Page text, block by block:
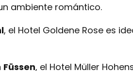
ambiente romántico.
, el Hotel Goldene Rose es
Füssen, el Hotel Müller